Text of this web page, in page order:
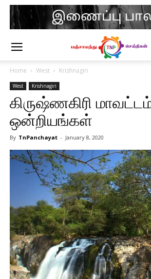
Home West Krishnagiri
West Krishnagiri
கிருஷ்ணகிரி
ஒன்றியங்கள்
By TnPanchayat - January 8, 2020